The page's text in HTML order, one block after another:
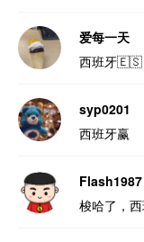
爱每一天
西班牙🇪🇸
syp0201
西班牙赢
Flash1987
梭哈了，